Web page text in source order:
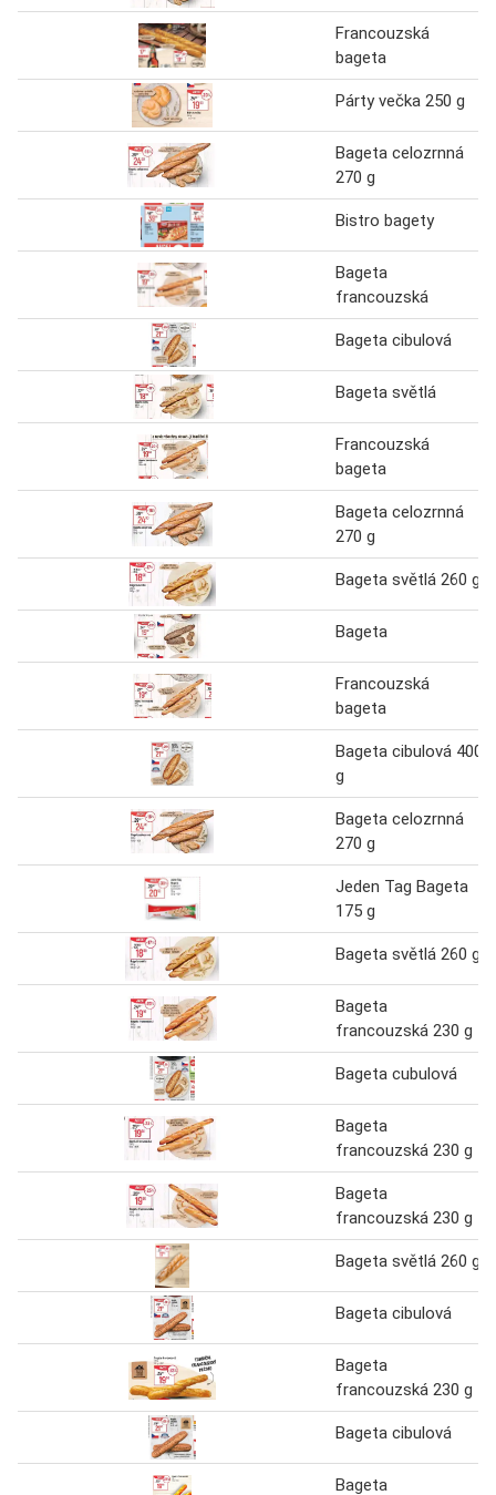
Francouzská
bageta
Párty večka 250 g
Bageta celozrnná
270 g
Bistro bagety
Bageta
francouzská
Bageta cibulová
Bageta světlá
Francouzská
bageta
Bageta celozrnná
270 g
Bageta světlá 260 g
Bageta
Francouzská
bageta
Bageta cibulová 400
g
Bageta celozrnná
270 g
Jeden Tag Bageta
175 g
Bageta světlá 260 g
Bageta
francouzská 230 g
Bageta cubulová
Bageta
francouzská 230 g
Bageta
francouzská 230 g
Bageta světlá 260 g
Bageta cibulová
Bageta
francouzská 230 g
Bageta cibulová
Bageta